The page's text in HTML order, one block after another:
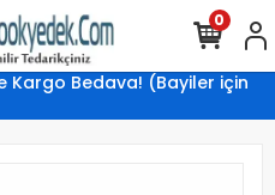
Kargo Bedava! (Bayiler için
0